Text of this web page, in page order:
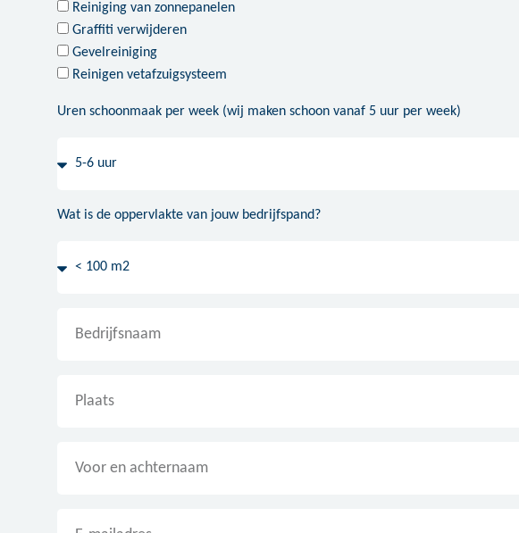
Reiniging van zonnepanelen
Graffiti verwijderen
Gevelreiniging
Reinigen vetafzuigsysteem
Uren schoonmaak per week (wij maken schoon vanaf 5 uur per week)
Wat is de oppervlakte van jouw bedrijfspand?